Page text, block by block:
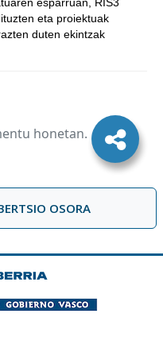
eta proiektuak
duten ekintzak
honetan.
OSORA